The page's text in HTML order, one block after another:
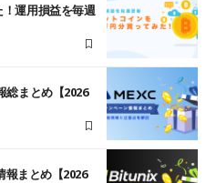
運用損益を毎週
総まとめ【2026
まとめ【2026